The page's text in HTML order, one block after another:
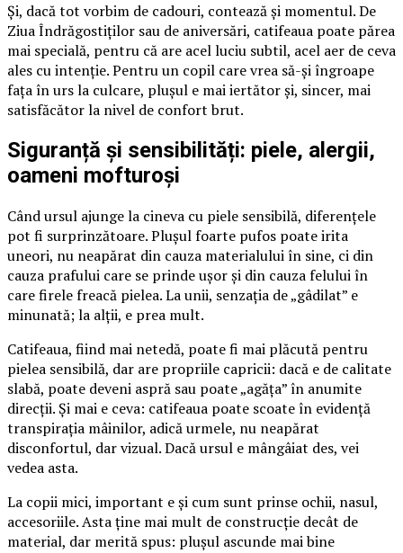
Și, dacă tot vorbim de cadouri, contează și momentul. De
Ziua Îndrăgostiților sau de aniversări, catifeaua poate părea
mai specială, pentru că are acel luciu subtil, acel aer de ceva
ales cu intenție. Pentru un copil care vrea să-și îngroape
fața în urs la culcare, plușul e mai iertător și, sincer, mai
satisfăcător la nivel de confort brut.
Siguranță și sensibilități: piele, alergii,
oameni mofturoși
Când ursul ajunge la cineva cu piele sensibilă, diferențele
pot fi surprinzătoare. Plușul foarte pufos poate irita
uneori, nu neapărat din cauza materialului în sine, ci din
cauza prafului care se prinde ușor și din cauza felului în
care firele freacă pielea. La unii, senzația de „gâdilat” e
minunată; la alții, e prea mult.
Catifeaua, fiind mai netedă, poate fi mai plăcută pentru
pielea sensibilă, dar are propriile capricii: dacă e de calitate
slabă, poate deveni aspră sau poate „agăța” în anumite
direcții. Și mai e ceva: catifeaua poate scoate în evidență
transpirația mâinilor, adică urmele, nu neapărat
disconfortul, dar vizual. Dacă ursul e mângâiat des, vei
vedea asta.
La copii mici, important e și cum sunt prinse ochii, nasul,
accesoriile. Asta ține mai mult de construcție decât de
material, dar merită spus: plușul ascunde mai bine